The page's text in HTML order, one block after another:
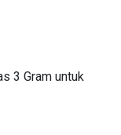
3 Gram untuk